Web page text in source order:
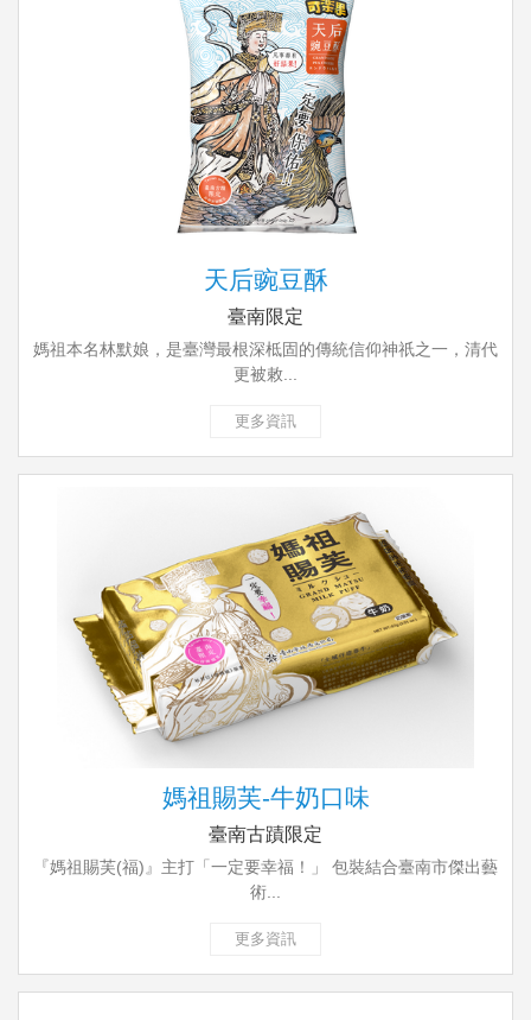
天后豌豆酥
臺南限定
媽祖本名林默娘，是臺灣最根深柢固的傳統信仰神祇之一，清代
更被敕...
更多資訊
媽祖賜芙-牛奶口味
臺南古蹟限定
『媽祖賜芙(福)』主打「一定要幸福！」 包裝結合臺南市傑出藝
術...
更多資訊